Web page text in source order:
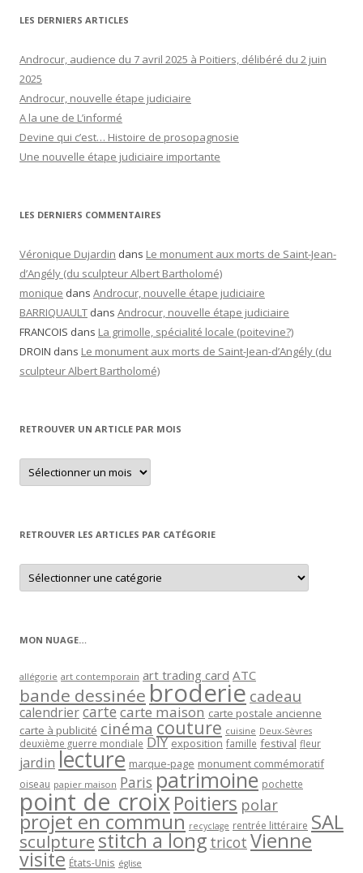
LES DERNIERS ARTICLES
Androcur, audience du 7 avril 2025 à Poitiers, délibéré du 2 juin
2025
Androcur, nouvelle étape judiciaire
A la une de L’informé
Devine qui c’est… Histoire de prosopagnosie
Une nouvelle étape judiciaire importante
LES DERNIERS COMMENTAIRES
Véronique Dujardin dans Le monument aux morts de Saint-Jean-
d’Angély (du sculpteur Albert Bartholomé)
monique dans Androcur, nouvelle étape judiciaire
BARRIQUAULT dans Androcur, nouvelle étape judiciaire
FRANCOIS dans La grimolle, spécialité locale (poitevine?)
DROIN dans Le monument aux morts de Saint-Jean-d’Angély (du
sculpteur Albert Bartholomé)
RETROUVER UN ARTICLE PAR MOIS
Retrouver
un
article
RETROUVER LES ARTICLES PAR CATÉGORIE
Retrouver
les
articles
MON NUAGE…
allégorie art contemporain art trading card ATC
bande dessinée broderie cadeau
calendriercartecarte maison carte postale ancienne
carte à publicité cinéma couture cuisine Deux-Sèvres
deuxième guerre mondiale DIY exposition famille festival fleur
jardin lecture marque-page monument commémoratif
oiseau papier maison Paris patrimoine pochette
point de croixPoitiers polar
projet en commun recyclage rentrée littéraire SAL
sculpturestitch a long tricot Vienne
visite États-Unis église